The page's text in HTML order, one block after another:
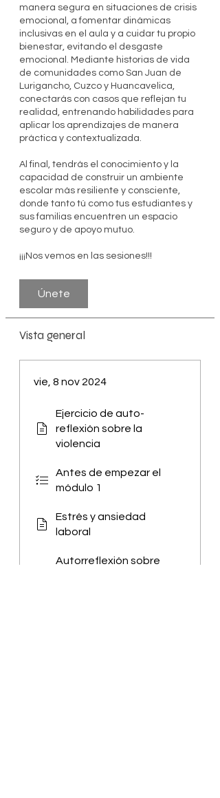
manera segura en situaciones de crisis
emocional, a fomentar dinámicas
inclusivas en el aula y a cuidar tu propio
bienestar, evitando el desgaste
emocional. Mediante historias de vida
de comunidades como San Juan de
Lurigancho, Cuzco y Huancavelica,
conectarás con casos que reflejan tu
realidad, entrenando habilidades para
aplicar los aprendizajes de manera
práctica y contextualizada.
Al final, tendrás el conocimiento y la
capacidad de construir un ambiente
escolar más resiliente y consciente,
donde tanto tú como tus estudiantes y
sus familias encuentren un espacio
seguro y de apoyo mutuo.
¡¡¡Nos vemos en las sesiones!!!
Únete
Vista general
vie, 8 nov 2024
Ejercicio de auto-
reflexión sobre la
violencia
Antes de empezar el
módulo 1
Estrés y ansiedad
laboral
Autorreflexión sobre